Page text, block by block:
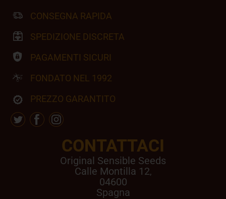
CONTATTACI
Original Sensible Seeds
Calle Montilla 12,
04600
Spagna
CONSEGNA RAPIDA
SPEDIZIONE DISCRETA
PAGAMENTI SICURI
FONDATO NEL 1992
PREZZO GARANTITO